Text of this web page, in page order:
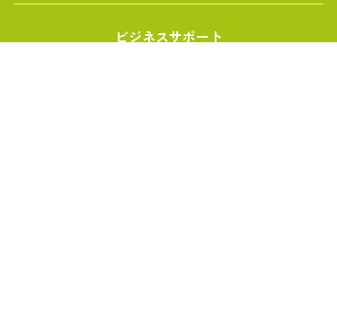
ビジネスサポート